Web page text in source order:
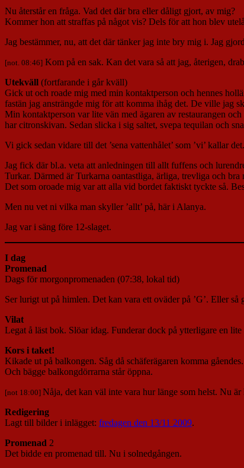
Nu återstår en fråga. Vad det där bra eller dåligt gjort, av mig?
Kommer hon att straffas på något vis? Dels för att hon blev
Jag bestämmer, nu, att det där tänker jag inte bry mig i. Jag
[not. 08:46] Kom på en sak. Kan det vara så att jag, återigen,
Utekväll (fortfarande i går kväll)
Gick ut och roade mig med min kontaktperson och hennes
fastän jag ansträngde mig för att komma ihåg det. De ville jag
Min kontaktperson var lite vän med ägaren av restaurangen
har citronskivan. Sedan slicka i sig saltet, svepa tequilan och
Vi gick sedan vidare till det ’sena vattenhålet’ som ’vi’ kallar det.
Jag fick där bl.a. veta att anledningen till allt fuffens och
Turkar. Därmed är Turkarna oantastliga, ärliga, trevliga och bra
Det som oroade mig var att alla vid bordet faktiskt tyckte så.
Men nu vet ni vilka man skyller ’allt’ på, här i Alanya.
Jag var i säng före 12-slaget.
I dag
Promenad
Dags för morgonpromenaden (07:38, lokal tid)
Ser lurigt ut på himlen. Det kan vara ett oväder på ’G’. Eller
Vilat
Legat å läst bok. Slöar idag. Funderar dock på ytterligare en lite
Kors i taket!
Kikade ut på balkongen. Såg då schäferägaren komma
Och bägge balkongdörrarna står öppna.
[not 18:00] Nåja, det kan väl inte vara hur länge som helst. Nu
Redigering
Lagt till bilder i inlägget: fredagen den 13/11 2009.
Promenad 2
Det bidde en promenad till. Nu i solnedgången.